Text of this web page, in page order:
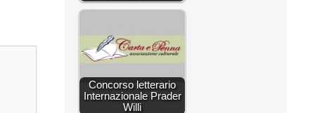
Concorso letterario
Internazionale Prader
Willi